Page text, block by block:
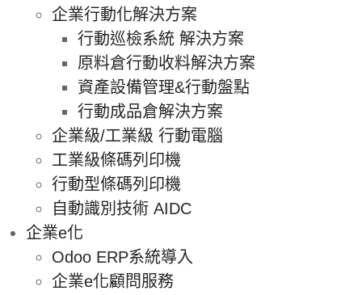
企業行動化解決方案
行動巡檢系統 解決方案
原料倉行動收料解決方案
資產設備管理&行動盤點
行動成品倉解決方案
企業級/工業級 行動電腦
工業級條碼列印機
行動型條碼列印機
自動識別技術 AIDC
企業e化
Odoo ERP系統導入
企業e化顧問服務